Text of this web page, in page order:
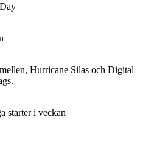
Hurricane Silas och Digital
starter i veckan